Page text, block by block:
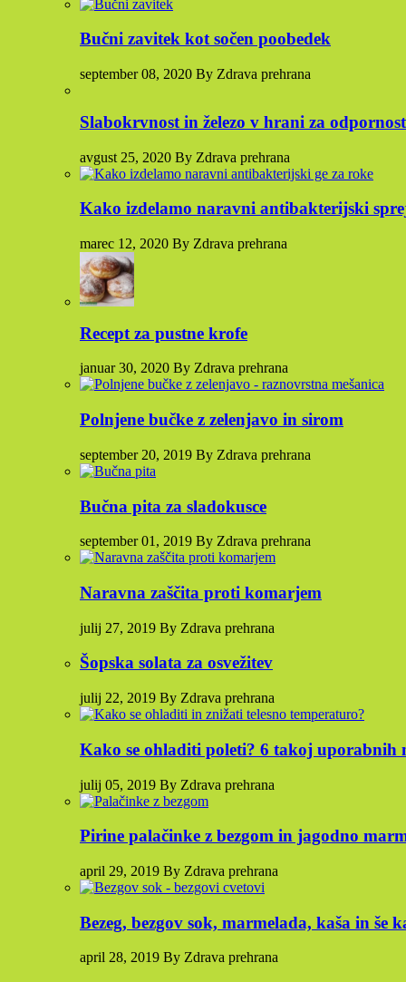
Bučni zavitek kot sočen poobedek
september 08, 2020 By Zdrava prehrana
Slabokrvnost in železo v hrani za odpornost
avgust 25, 2020 By Zdrava prehrana
Kako izdelamo naravni antibakterijski
marec 12, 2020 By Zdrava prehrana
Recept za pustne krofe
januar 30, 2020 By Zdrava prehrana
Polnjene bučke z zelenjavo in sirom
september 20, 2019 By Zdrava prehrana
Bučna pita za sladokusce
september 01, 2019 By Zdrava prehrana
Naravna zaščita proti komarjem
julij 27, 2019 By Zdrava prehrana
Šopska solata za osvežitev
julij 22, 2019 By Zdrava prehrana
Kako se ohladiti poleti? 6 takoj uporabnih
julij 05, 2019 By Zdrava prehrana
Pirine palačinke z bezgom in jagodno
april 29, 2019 By Zdrava prehrana
Bezeg, bezgov sok, marmelada, kaša in še
april 28, 2019 By Zdrava prehrana